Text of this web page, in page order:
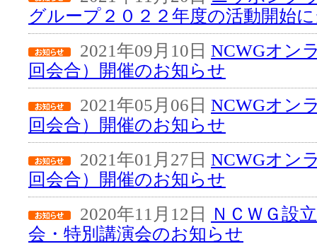
グループ２０２２年度の活動開始
2021年09月10日 NCWGオン
回会合）開催のお知らせ
2021年05月06日 NCWGオン
回会合）開催のお知らせ
2021年01月27日 NCWGオン
回会合）開催のお知らせ
2020年11月12日
ＮＣＷＧ設
会・特別講演会のお知らせ